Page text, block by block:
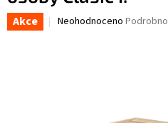
Akce Průměrné hodnocení
Neohodnoceno